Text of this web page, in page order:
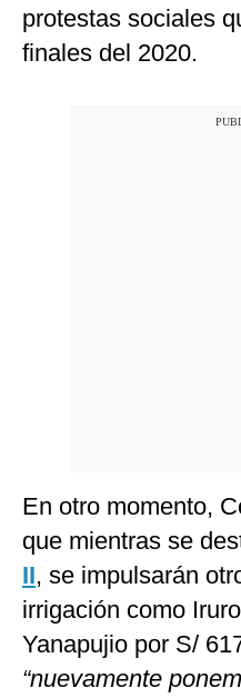
protestas sociales
finales del 2020.
En otro momento,
que mientras se
II, se impulsarán
irrigación como
Yanapujio por S/
“nuevamente